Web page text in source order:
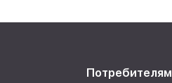
Потребителям